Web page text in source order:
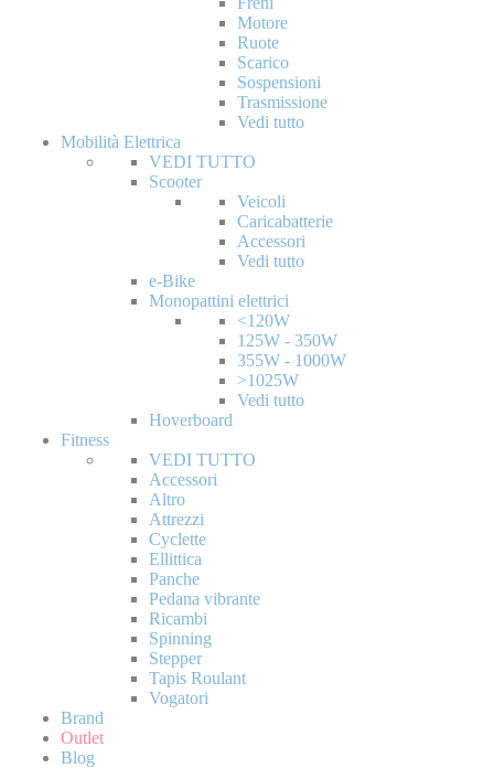
Motore
Ruote
Scarico
Sospensioni
Trasmissione
Vedi tutto
Mobilità Elettrica
VEDI TUTTO
Scooter
Veicoli
Caricabatterie
Accessori
Vedi tutto
e-Bike
Monopattini elettrici
<120W
125W - 350W
355W - 1000W
>1025W
Vedi tutto
Hoverboard
Fitness
VEDI TUTTO
Accessori
Altro
Attrezzi
Cyclette
Ellittica
Panche
Pedana vibrante
Ricambi
Spinning
Stepper
Tapis Roulant
Vogatori
Brand
Outlet
Blog